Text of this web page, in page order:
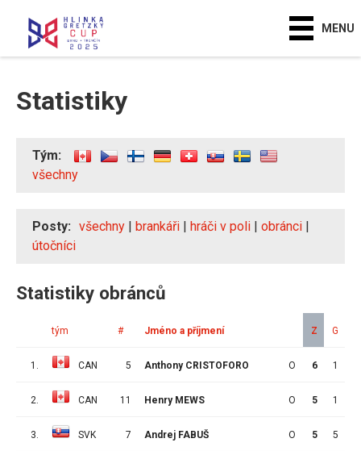
MENU
Statistiky
Tým:
všechny
Posty: všechny | brankáři | hráči v poli | obránci |
útočníci
Statistiky obránců
tým # Jméno a příjmení Z G
1. CAN 5 Anthony CRISTOFORO O 6 1
2. CAN 11 Henry MEWS O 5 1
3. SVK 7 Andrej FABUŠ O 5 5